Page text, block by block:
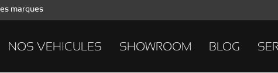
marques
NOS VEHICULES SHOWROOM BLOG